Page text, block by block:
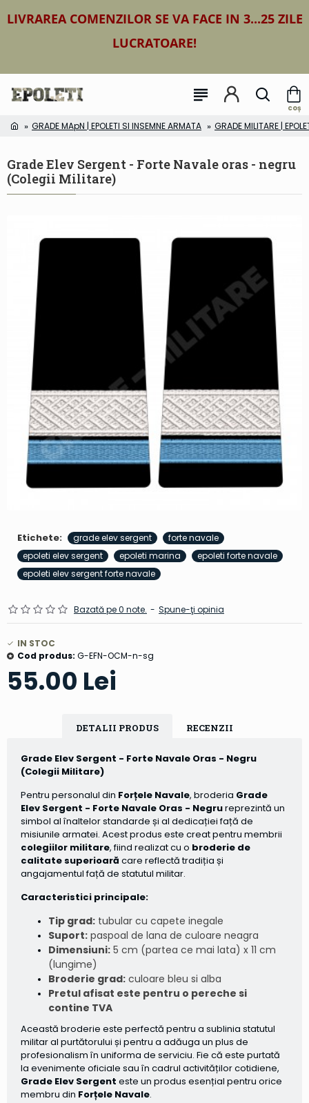
LIVRAREA COMENZILOR SE VA FACE IN 3...25 ZILE
LUCRATOARE!
GRADE MApN | EPOLETI SI INSEMNE ARMATA GRADE MILITARE |
Grade Elev Sergent - Forte Navale oras - negru
(Colegii Militare)
Etichete: grade elev sergent
forte navale
epoleti elev sergent
epoleti marina
epoleti forte navale
epoleti elev sergent forte navale
Bazată pe 0 note. - Spune-ţi opinia
55.00 Lei
IN STOC
Cod produs: G-EFN-OCM-n-sg
DETALII PRODUS RECENZII
Grade Elev Sergent - Forte Navale Oras - Negru
(Colegii Militare)
Pentru personalul din Forțele Navale, broderia Grade
Elev Sergent - Forte Navale Oras - Negrureprezintă un
simbol al înaltelor standarde și al dedicației față de
misiunile armatei. Acest produs este creat pentru membrii
colegiilor militare, fiind realizat cu o broderie de
calitate superioară care reflectă tradiția și
angajamentul față de statutul militar.
Caracteristici principale:
Tip grad: tubular cu capete inegale
Suport: paspoal de lana de culoare neagra
Dimensiuni: 5 cm (partea ce mai lata) x 11 cm
(lungime)
Broderie grad: culoare bleu si alba
Pretul afisat este pentru o pereche si
contine TVA
Această broderie este perfectă pentru a sublinia statutul
militar al purtătorului și pentru a adăuga un plus de
profesionalism în uniforma de serviciu. Fie că este purtată
la evenimente oficiale sau în cadrul activităților cotidiene,
Grade Elev Sergent este un produs esențial pentru orice
membru din Forțele Navale.